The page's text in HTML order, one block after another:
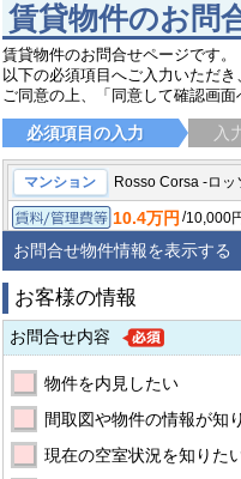
賃貸物件のお問
賃貸物件のお問合せページです。
以下の必須項目へご入力いただ
ご同意の上、「同意して確認画面
必須項目の入力 入
マンション Rosso Corsa -ロ
賃料/管理費等
10.4万円 /10,000
保証金/敷
-/1ヶ月/-
築年月
2026年6月
川崎市多摩区登戸小田急線 向ヶ丘
お問合せ物件情報を表示する
お客様の情報
お問合せ内容
物件を内見したい
間取図や物件の情報が知
現在の空室状況を知りた